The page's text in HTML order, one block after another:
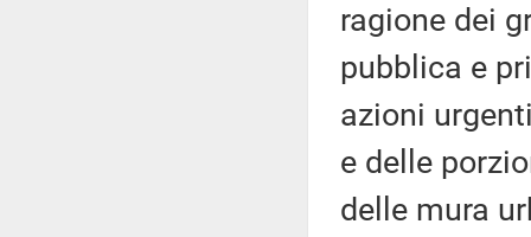
ragione dei
pubblica e
azioni
e delle
delle mura